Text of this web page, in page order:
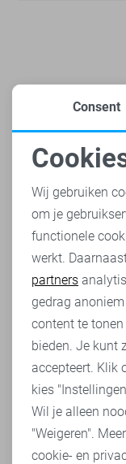
Heb je dit al
Jacqueline de
Analytische
Marketing
Consent
Wij gebruiken
om je
functionele
werkt.
partners
gedrag
content te
bieden. Je kunt
accepteert. Klik
kies
Wil je alleen
"Weigeren".
cookie- en